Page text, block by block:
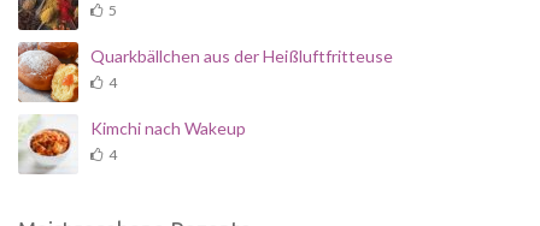
5
Quarkbällchen aus der Heißluftfritteuse
4
Kimchi nach Wakeup
4